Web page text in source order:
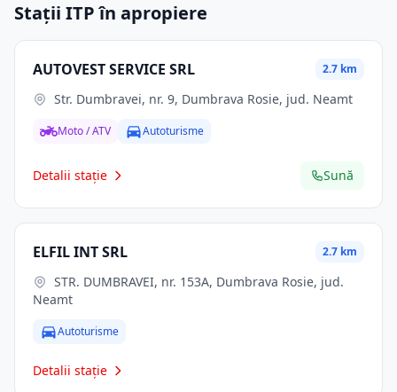
Stații ITP în apropiere
AUTOVEST SERVICE SRL 2.7 km
Str. Dumbravei, nr. 9, Dumbrava Rosie, jud. Neamt
Moto / ATV Autoturisme
Detalii stație Sună
ELFIL INT SRL 2.7 km
Neamt
Autoturisme
Detalii stație